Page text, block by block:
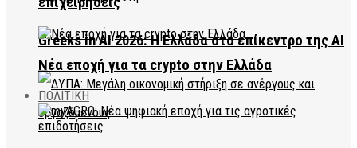
Greeks in AI 2026: Η Ελλάδα στο επίκεντρο της AI
Νέα εποχή για τα crypto στην Ελλάδα
ΠΟΛΙΤΙΚΗ